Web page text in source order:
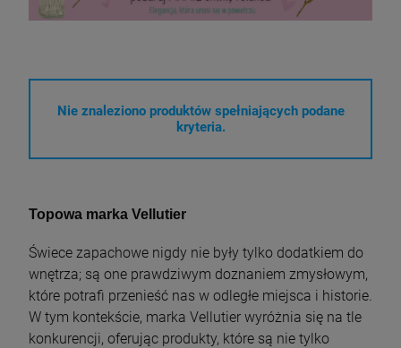
Nie znaleziono produktów spełniających podane
kryteria.
Topowa marka Vellutier
Świece zapachowe nigdy nie były tylko dodatkiem do
wnętrza; są one prawdziwym doznaniem zmysłowym,
które potrafi przenieść nas w odległe miejsca i historie.
W tym kontekście, marka Vellutier wyróżnia się na tle
konkurencji, oferując produkty, które są nie tylko